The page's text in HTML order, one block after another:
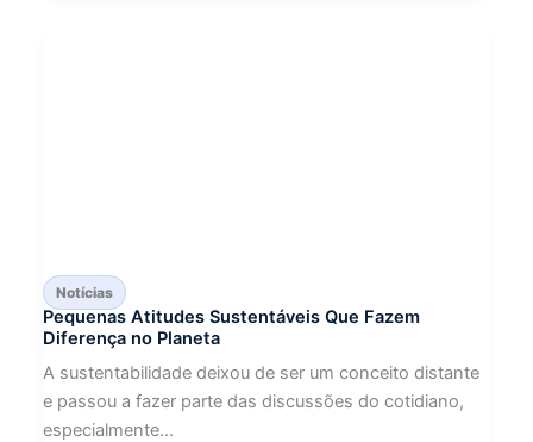
Notícias
Pequenas Atitudes Sustentáveis Que Fazem
Diferença no Planeta
A sustentabilidade deixou de ser um conceito distante
e passou a fazer parte das discussões do cotidiano,
especialmente...